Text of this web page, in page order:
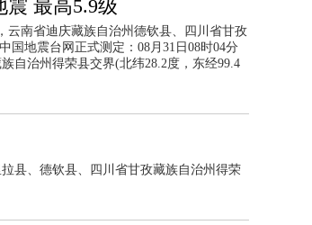
最高5.9级
云南省迪庆藏族自治州德钦县、四川省甘孜
国地震台网正式测定：08月31日08时04分
自治州得荣县交界(北纬28.2度，东经99.4
县、德钦县、四川省甘孜藏族自治州得荣